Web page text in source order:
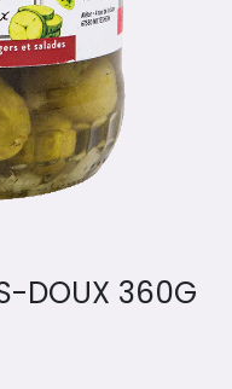
DOUX 360G